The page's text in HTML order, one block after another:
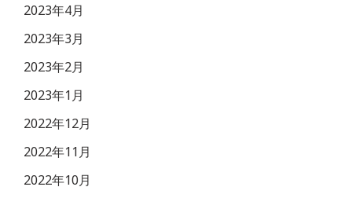
2023年4月
2023年3月
2023年2月
2023年1月
2022年12月
2022年11月
2022年10月